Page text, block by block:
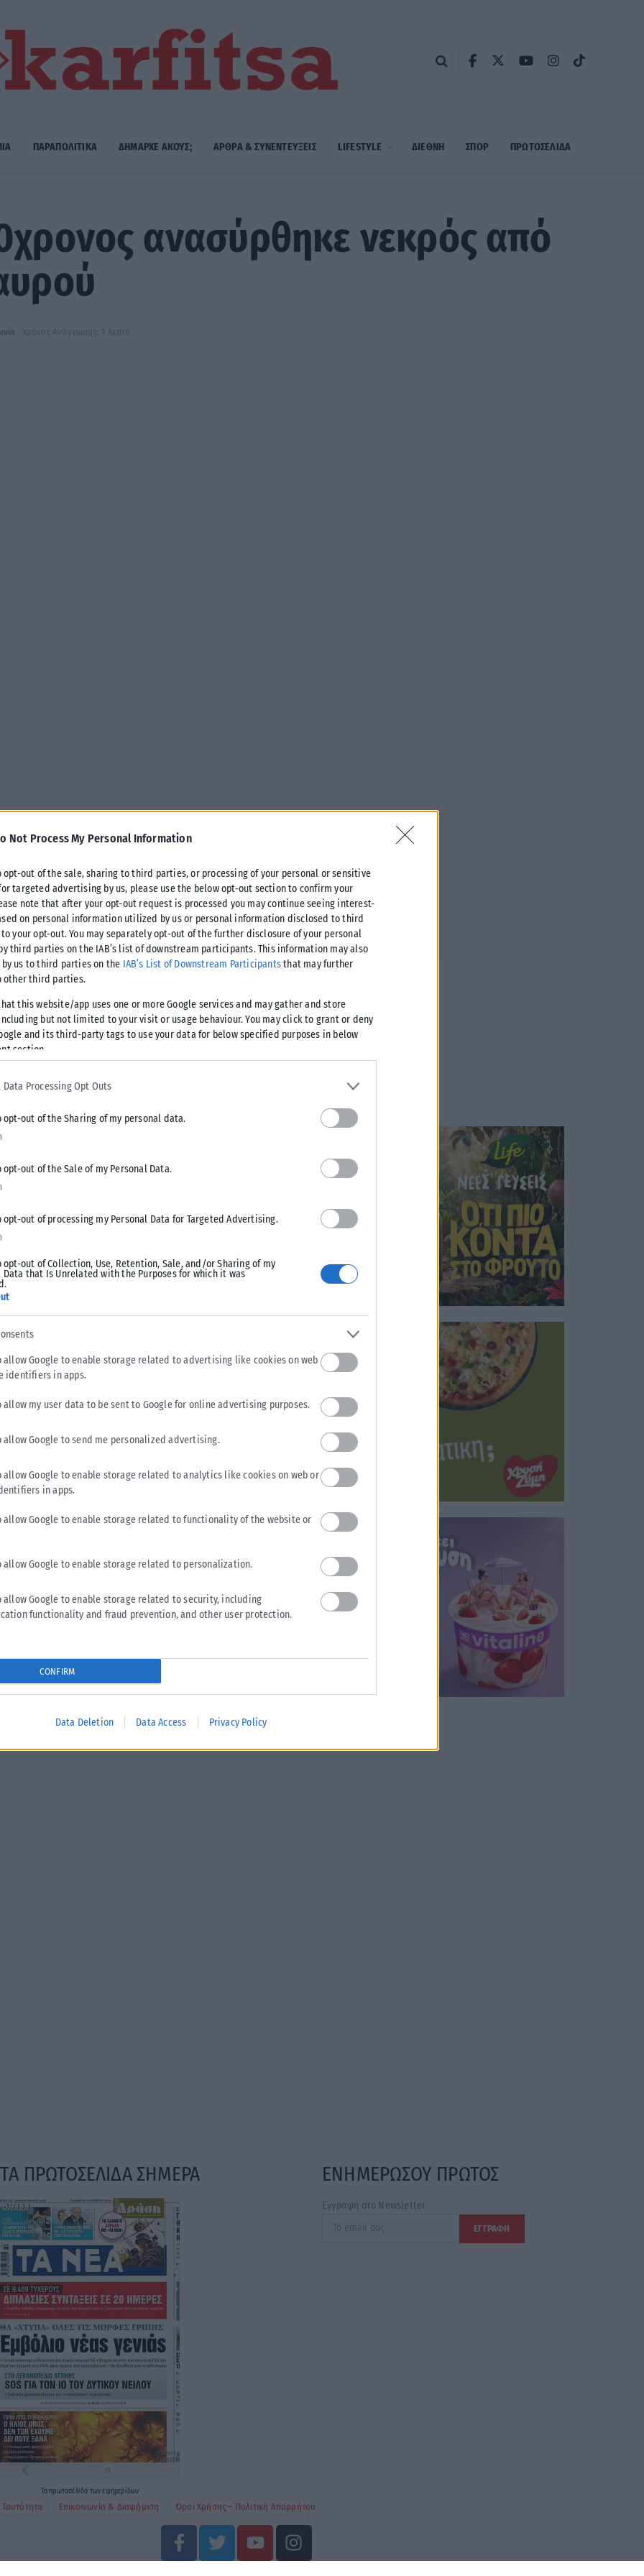
Not Process My Personal Information
opt-out of the sale, sharing to third parties, or processing of your personal or sensitive
targeted advertising by us, please use the below opt-out section to confirm your
note that after your opt-out request is processed you may continue seeing interest-
on personal information utilized by us or personal information disclosed to third
your opt-out. You may separately opt-out of the further disclosure of your personal
third parties on the IAB’s list of downstream participants. This information may also
by us to third parties on the IAB’s List of Downstream Participantsthat may further
other third parties.
this website/app uses one or more Google services and may gather and store
but not limited to your visit or usage behaviour. You may click to grant or deny
and its third-party tags to use your data for below specified purposes in below
section.
Data Processing Opt Outs
opt-out of the Sharing of my personal data.
opt-out of the Sale of my Personal Data.
opt-out of processing my Personal Data for Targeted Advertising.
opt-out of Collection, Use, Retention, Sale, and/or Sharing of my
Data that Is Unrelated with the Purposes for which it was
allow Google to enable storage related to advertising like cookies on web
identifiers in apps.
allow my user data to be sent to Google for online advertising purposes.
allow Google to send me personalized advertising.
allow Google to enable storage related to analytics like cookies on web or
in apps.
allow Google to enable storage related to functionality of the website or
allow Google to enable storage related to personalization.
allow Google to enable storage related to security, including
functionality and fraud prevention, and other user protection.
CONFIRM
Data Deletion Data Access Privacy Policy
ΠΑΡΑΠΟΛΙΤΙΚΑ ΔΗΜΑΡΧE ΑΚΟΥΣ; ΑΡΘΡΑ & ΣΥΝΕΝΤΕΥΞΕΙΣ LIFESTYLE ΔΙΕΘΝΗ ΣΠΟΡ ΠΡΩΤΟΣΈΛΙΔΑ
ανασύρθηκε νεκρός από
Χρόνος Ανάγνωσης: 1 λεπτό
σήμερα το πρωί ένας 70χρονος από
οι πρώτες βοήθειες από ναυαγοσώστρια και
το οποίο όμως διαπίστωσε τον θάνατό του.
που διενεργεί την προανάκριση πρόκειται να
ΕΛΛΆΔΑ
Υπουργείο Κλιματικής Κρίσης: Ενέργειες για την
κρατική αρωγή προς τους πυρόπληκτους
περιοχές που επλήγησαν από τις πρόσφατες πυρκαγιές, με τις
ΑΝΑΡΤΉΘΗΚΕ ΑΠΌ KARFITSANEWS
ΤΑ ΠΡΩΤΟΣΕΛΙΔΑ ΣΗΜΕΡΑ
Ταπρωτοσέλιδα τωνεφημερίδων
ΕΝΗΜΕΡΩΣΟΥ ΠΡΩΤΟΣ
Εγγραφή στο Newsletter
Ταυτότητα Επικοινωνία & Διαφήμιση Όροι Χρήσης – Πολιτική Απορρήτου